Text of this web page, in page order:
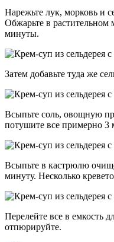
Нарежьте лук, морковь и
Обжарьте в растительном
минуты.
Затем добавьте туда же
Всыпьте соль, овощную
потушите все примерно 3
Всыпьте в кастрюлю
минуту. Несколько
Перелейте все в емкость
отпюрируйте.